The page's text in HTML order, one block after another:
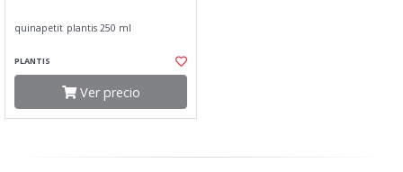
quinapetit plantis 250 ml
PLANTIS
Ver precio